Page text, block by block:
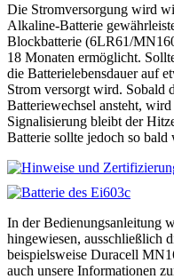
Die Stromversorgung wird
Alkaline-Batterie
Blockbatterie (6LR61/
18 Monaten ermöglicht.
die Batterielebensdauer auf
Strom versorgt wird. Sobald
Batteriewechsel ansteht,
Signalisierung bleibt der
Batterie sollte jedoch so
In der Bedienungsanleitung
hingewiesen, ausschließlich
beispielsweise Duracell
auch unsere Informationen